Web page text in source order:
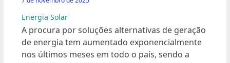
Energia Solar
A procura por soluções alternativas de geração
de energia tem aumentado exponencialmente
nos últimos meses em todo o país, sendo a